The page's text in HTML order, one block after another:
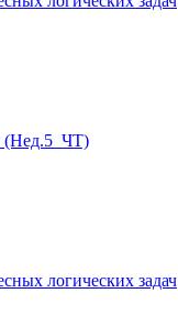
(Нед.5_ЧТ)
логических задач